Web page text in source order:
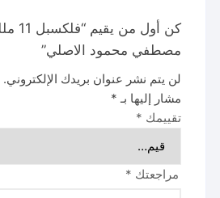
مصطفي محمود الاصلي”
لن يتم نشر عنوان بريدك الإلكتروني.
مشار إليها بـ *
تقييمك *
مراجعتك *